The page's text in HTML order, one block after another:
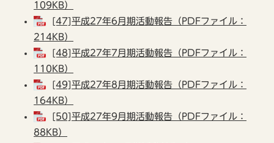
109KB）
[47]平成27年6月期活動報告（PDFファイル：
214KB）
[48]平成27年7月期活動報告（PDFファイル：
110KB）
[49]平成27年8月期活動報告（PDFファイル：
164KB）
[50]平成27年9月期活動報告（PDFファイル：
88KB）